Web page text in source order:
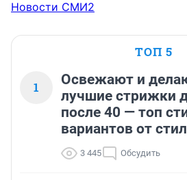
Новости СМИ2
ТОП 5
1
Освежают и
лучшие стрижки
после 40 — топ
вариантов от
3 445 Обсудить